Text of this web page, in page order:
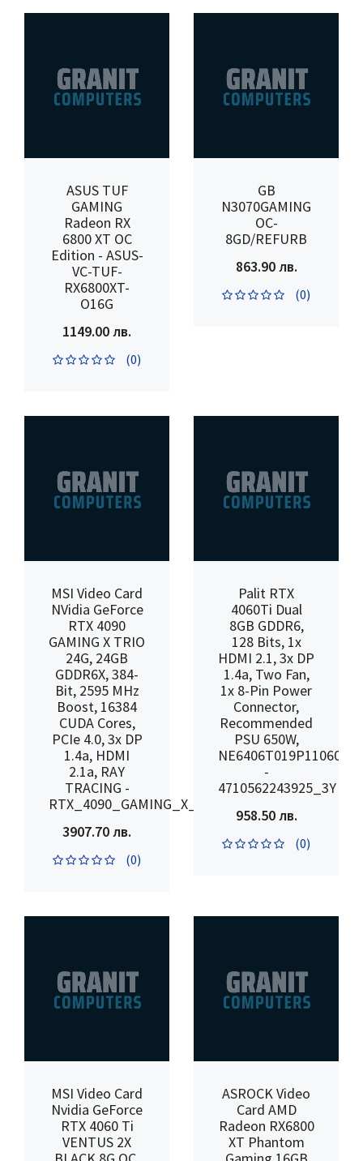
ASUS TUF
GAMING
Radeon RX
6800 XT OC
Edition - ASUS-
VC-TUF-
RX6800XT-
O16G
1149.00 лв.
(0)
GB
N3070GAMING
OC-
8GD/REFURB
863.90 лв.
(0)
MSI Video Card
NVidia GeForce
RTX 4090
GAMING X TRIO
24G, 24GB
GDDR6X, 384-
Bit, 2595 MHz
Boost, 16384
CUDA Cores,
PCIe 4.0, 3x DP
1.4a, HDMI
2.1a, RAY
TRACING -
RTX_4090_GAMING_X_TRIO_24G
3907.70 лв.
(0)
Palit RTX
4060Ti Dual
8GB GDDR6,
128 Bits, 1x
HDMI 2.1, 3x DP
1.4a, Two Fan,
1x 8-Pin Power
Connector,
Recommended
PSU 650W,
NE6406T019P11060D
-
4710562243925_3Y
958.50 лв.
(0)
MSI Video Card
Nvidia GeForce
RTX 4060 Ti
VENTUS 2X
ASROCK Video
Card AMD
Radeon RX6800
XT Phantom